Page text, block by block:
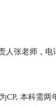
人张老师，电
CP, 本科需